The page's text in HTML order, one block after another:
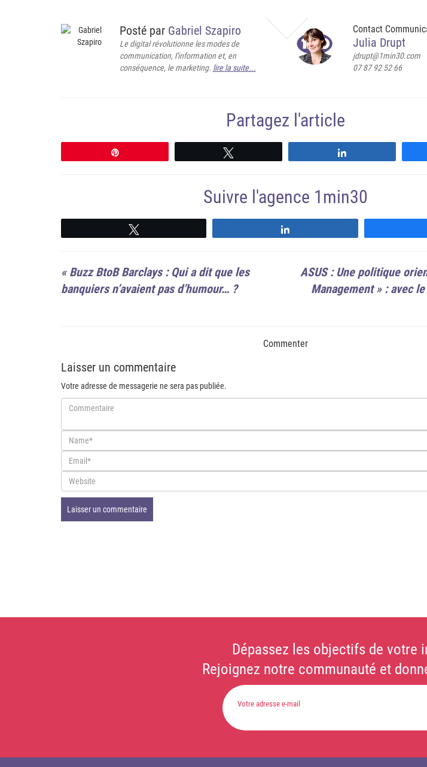
Posté par Gabriel Szapiro
Le digital révolutionne les modes de
communication, l'information et, en
conséquence, le marketing. lire la suite...
Contact
Julia Drupt
jdrupt@1min30.com
07 87 92 52 66
Partagez l'article
Suivre l'agence 1min30
« Buzz BtoB Barclays : Qui a dit que les
banquiers n’avaient pas d’humour… ?
ASUS : Une politique
Management » : avec
Commenter
Laisser un commentaire
Votre adresse de messagerie ne sera pas publiée.
Dépassez les objectifs de votre
Rejoignez notre communauté et